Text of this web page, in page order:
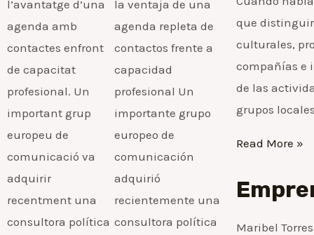
l’avantatge d’una
agenda amb
contactes enfront
de capacitat
profesional. Un
important grup
europeu de
comunicació va
adquirir
recentment una
consultora política
la ventaja de una
agenda repleta de
contactos frente a
capacidad
profesional Un
importante grupo
europeo de
comunicación
adquirió
recientemente una
consultora política
que
culturales,
compañías e
de las
grupos
Read More »
Maribel